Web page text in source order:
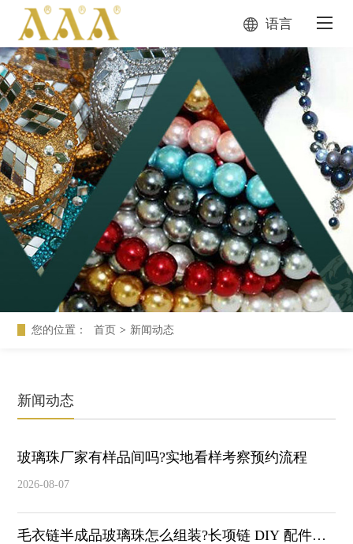
语言
您的位置： 首页 > 新闻动态
新闻动态
玻璃珠厂家有样品间吗?实地看样考察预约流程
2026-08-07
毛衣链半成品玻璃珠怎么组装?长项链 DIY 配件搭